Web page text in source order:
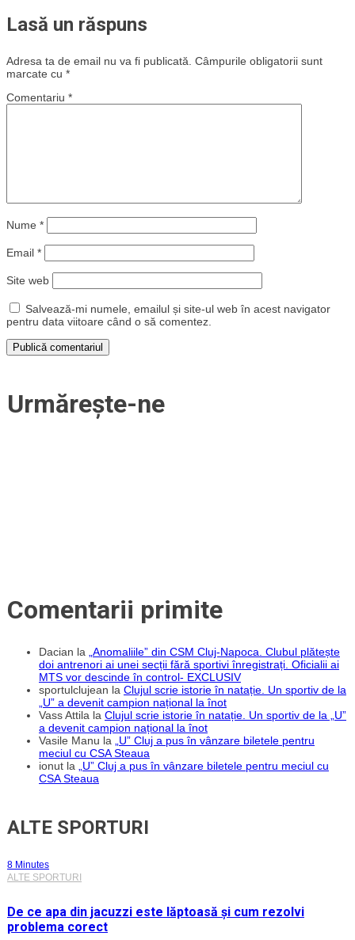
Lasă un răspuns
Adresa ta de email nu va fi publicată. Câmpurile obligatorii sunt
marcate cu *
Comentariu *
Nume *
Email *
Site web
Salvează-mi numele, emailul și site-ul web în acest navigator
pentru data viitoare când o să comentez.
Urmărește-ne
Comentarii primite
Dacian la „Anomaliile” din CSM Cluj-Napoca. Clubul plătește
doi antrenori ai unei secții fără sportivi înregistrați. Oficialii ai
MTS vor descinde în control- EXCLUSIV
sportulclujean la Clujul scrie istorie în natație. Un sportiv de la
„U” a devenit campion național la înot
Vass Attila la Clujul scrie istorie în natație. Un sportiv de la „U”
a devenit campion național la înot
Vasile Manu la „U” Cluj a pus în vânzare biletele pentru
meciul cu CSA Steaua
ionut la „U” Cluj a pus în vânzare biletele pentru meciul cu
CSA Steaua
ALTE SPORTURI
8 Minutes
ALTE SPORTURI
De ce apa din jacuzzi este lăptoasă și cum rezolvi
problema corect